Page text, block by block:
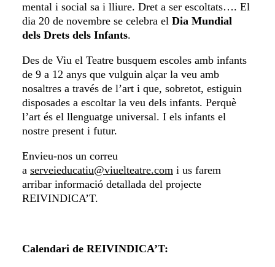
mental i social sa i lliure. Dret a ser escoltats…. El
dia 20 de novembre se celebra el Dia Mundial
dels Drets dels Infants.
Des de Viu el Teatre busquem escoles amb infants
de 9 a 12 anys que vulguin alçar la veu amb
nosaltres a través de l’art i que, sobretot, estiguin
disposades a escoltar la veu dels infants. Perquè
l’art és el llenguatge universal. I els infants el
nostre present i futur.
Envieu-nos un correu
a serveieducatiu@viuelteatre.com i us farem
arribar informació detallada del projecte
REIVINDICA’T.
Calendari de REIVINDICA’T: